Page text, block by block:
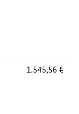
1.545,56 €